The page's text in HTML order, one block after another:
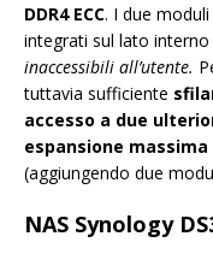
DDR4 ECC. I due
integrati sul lato
inaccessibili all’utente.
tuttavia sufficiente
accesso a due
espansione
(aggiungendo due
NAS Synology